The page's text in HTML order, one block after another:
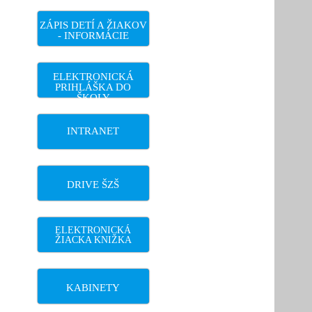
ZÁPIS DETÍ A ŽIAKOV
- INFORMÁCIE
ELEKTRONICKÁ
PRIHLÁŠKA DO
ŠKOLY
INTRANET
DRIVE ŠZŠ
ELEKTRONICKÁ
ŽIACKA KNIŽKA
KABINETY